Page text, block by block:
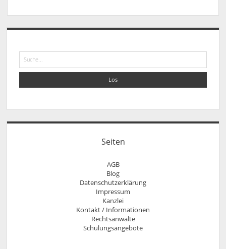
Sidebar
Suche
Seiten
AGB
Blog
Datenschutzerklärung
Impressum
Kanzlei
Kontakt / Informationen
Anfahrt
Informationen
Rechtsanwälte
Rechtsanwalt Nils Pütz
Schulungsangebote